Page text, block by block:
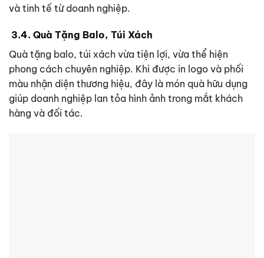
và tinh tế từ doanh nghiệp.
3.4. Quà Tặng Balo, Túi Xách
Quà tặng balo, túi xách vừa tiện lợi, vừa thể hiện
phong cách chuyên nghiệp. Khi được in logo và phối
màu nhận diện thương hiệu, đây là món quà hữu dụng
giúp doanh nghiệp lan tỏa hình ảnh trong mắt khách
hàng và đối tác.